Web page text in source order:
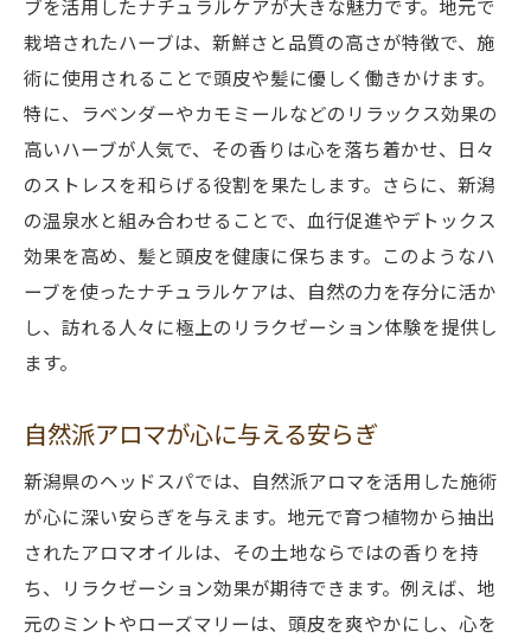
ブを活用したナチュラルケアが大きな魅力です。地元で
栽培されたハーブは、新鮮さと品質の高さが特徴で、施
術に使用されることで頭皮や髪に優しく働きかけます。
特に、ラベンダーやカモミールなどのリラックス効果の
高いハーブが人気で、その香りは心を落ち着かせ、日々
のストレスを和らげる役割を果たします。さらに、新潟
の温泉水と組み合わせることで、血行促進やデトックス
効果を高め、髪と頭皮を健康に保ちます。このようなハ
ーブを使ったナチュラルケアは、自然の力を存分に活か
し、訪れる人々に極上のリラクゼーション体験を提供し
ます。
自然派アロマが心に与える安らぎ
新潟県のヘッドスパでは、自然派アロマを活用した施術
が心に深い安らぎを与えます。地元で育つ植物から抽出
されたアロマオイルは、その土地ならではの香りを持
ち、リラクゼーション効果が期待できます。例えば、地
元のミントやローズマリーは、頭皮を爽やかにし、心を